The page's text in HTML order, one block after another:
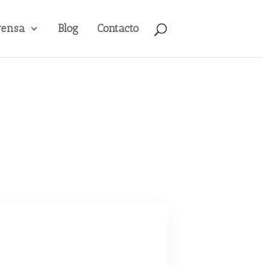
Blog Contacto